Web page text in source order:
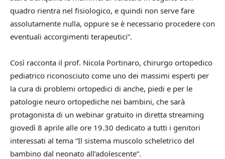
quadro rientra nel fisiologico, e quindi non serve fare
assolutamente nulla, oppure se è necessario procedere con
eventuali accorgimenti terapeutici”.
Così racconta il prof. Nicola Portinaro, chirurgo ortopedico
pediatrico riconosciuto come uno dei massimi esperti per
la cura di problemi ortopedici di anche, piedi e per le
patologie neuro ortopediche nei bambini, che sarà
protagonista di un webinar gratuito in diretta streaming
giovedì 8 aprile alle ore 19.30 dedicato a tutti i genitori
interessati al tema “Il sistema muscolo scheletrico del
bambino dal neonato all’adolescente”.